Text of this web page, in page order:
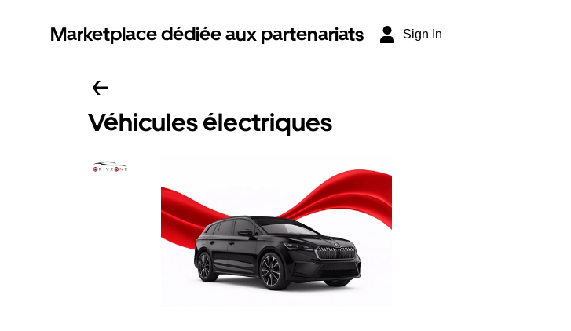
Marketplace dédiée aux partenariats Sign In
Véhicules électriques